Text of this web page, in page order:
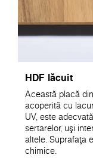
HDF lăcuit
Această placă
acoperită cu
UV, este
sertarelor, uşi
altele. Suprafaţa
chimice.